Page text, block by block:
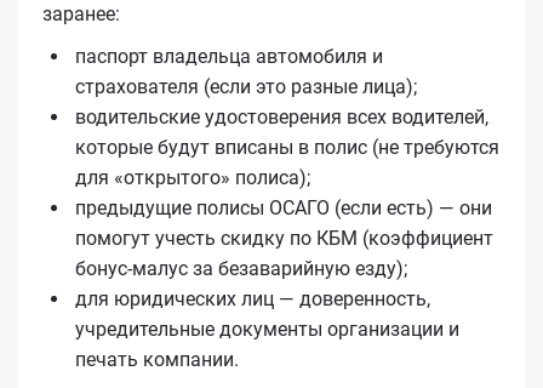
заранее:
паспорт владельца автомобиля и
страхователя (если это разные лица);
водительские удостоверения всех водителей,
которые будут вписаны в полис (не требуются
для «открытого» полиса);
предыдущие полисы ОСАГО (если есть) — они
помогут учесть скидку по КБМ (коэффициент
бонус‑малус за безаварийную езду);
для юридических лиц — доверенность,
учредительные документы организации и
печать компании.